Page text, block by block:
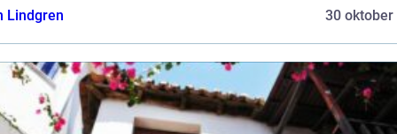
Lindgren
30 oktober